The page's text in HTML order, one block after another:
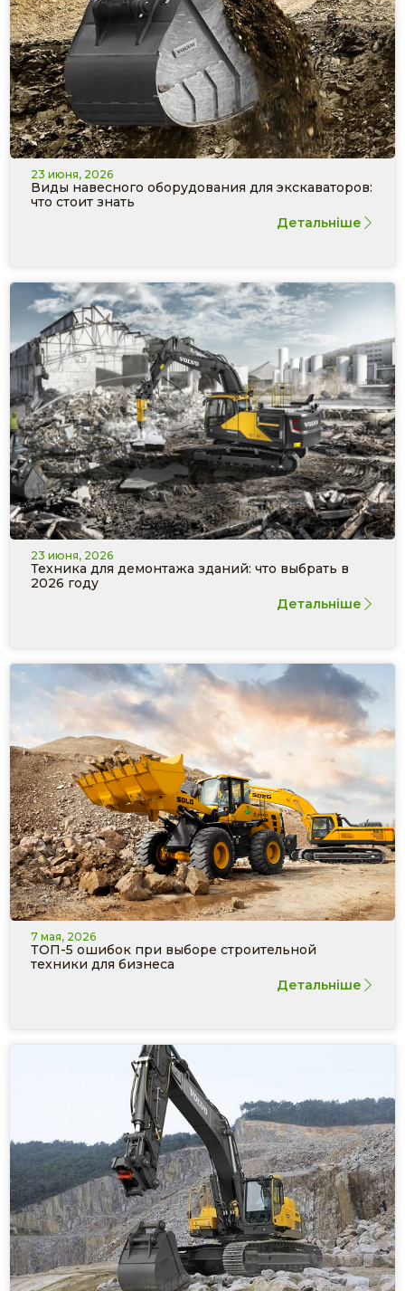
23 июня, 2026
Виды навесного оборудования для экскаваторов:
что стоит знать
Детальніше
23 июня, 2026
Техника для демонтажа зданий: что выбрать в
2026 году
Детальніше
7 мая, 2026
ТОП-5 ошибок при выборе строительной
техники для бизнеса
Детальніше